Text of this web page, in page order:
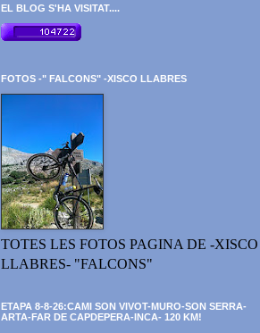
EL BLOG S'HA VISITAT....
FOTOS -" FALCONS" -XISCO LLABRES
TOTES LES FOTOS PAGINA DE -XISCO
LLABRES- "FALCONS"
ETAPA 8-8-26:CAMI SON VIVOT-MURO-SON SERRA-
ARTA-FAR DE CAPDEPERA-INCA- 120 KM!